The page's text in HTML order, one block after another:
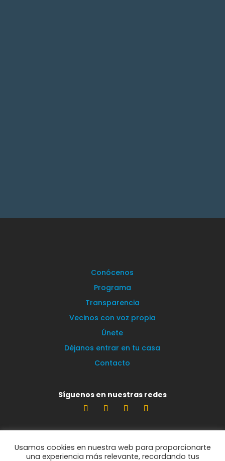
Conócenos
Programa
Transparencia
Vecinos con voz propia
Únete
Déjanos entrar en tu casa
Contacto
Síguenos en nuestras redes
Estamos encantados de leerte
info@vecinosportorrelodones.org
Usamos cookies en nuestra web para proporcionarte
una experiencia más relevante, recordando tus